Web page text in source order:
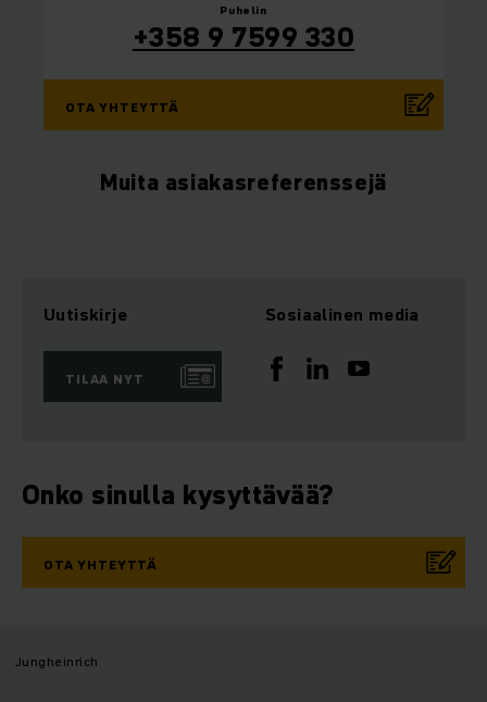
Puhelin
+358 9 7599 330
OTA YHTEYTTÄ
Muita asiakasreferenssejä
Uutiskirje
TILAA NYT
Sosiaalinen media
Onko sinulla kysyttävää?
OTA YHTEYTTÄ
Jungheinrich